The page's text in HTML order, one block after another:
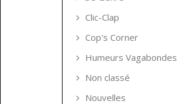
Clic-Clap
Cop's Corner
Humeurs Vagabondes
Non classé
Nouvelles